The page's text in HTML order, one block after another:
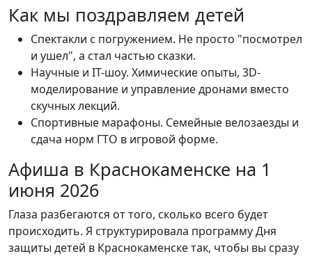
Как мы поздравляем детей
Спектакли с погружением. Не просто "посмотрел
и ушел", а стал частью сказки.
Научные и IT-шоу. Химические опыты, 3D-
моделирование и управление дронами вместо
скучных лекций.
Спортивные марафоны. Семейные велозаезды и
сдача норм ГТО в игровой форме.
Афиша в Краснокаменске на 1
июня 2026
Глаза разбегаются от того, сколько всего будет
происходить. Я структурировала программу Дня
защиты детей в Краснокаменске так, чтобы вы сразу